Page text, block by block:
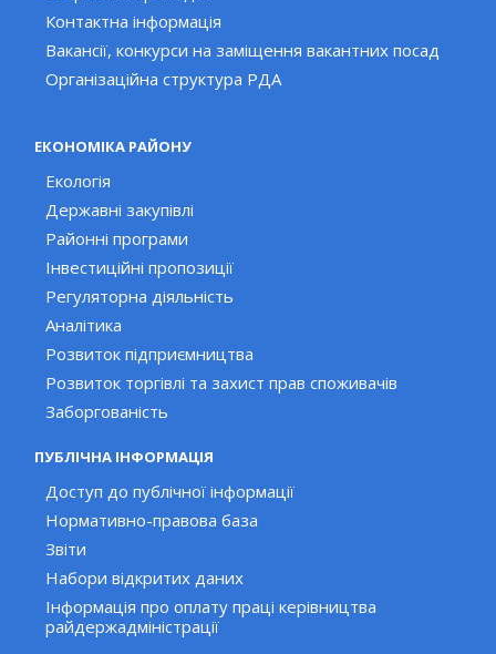
Контактна інформація
Вакансії, конкурси на заміщення вакантних посад
Організаційна структура РДА
ЕКОНОМІКА РАЙОНУ
Екологія
Державні закупівлі
Районні програми
Інвестиційні пропозиції
Регуляторна діяльність
Аналітика
Розвиток підприємництва
Розвиток торгівлі та захист прав споживачів
Заборгованість
ПУБЛІЧНА ІНФОРМАЦІЯ
Доступ до публічної інформації
Нормативно-правова база
Звіти
Набори відкритих даних
Інформація про оплату праці керівництва
райдержадміністрації